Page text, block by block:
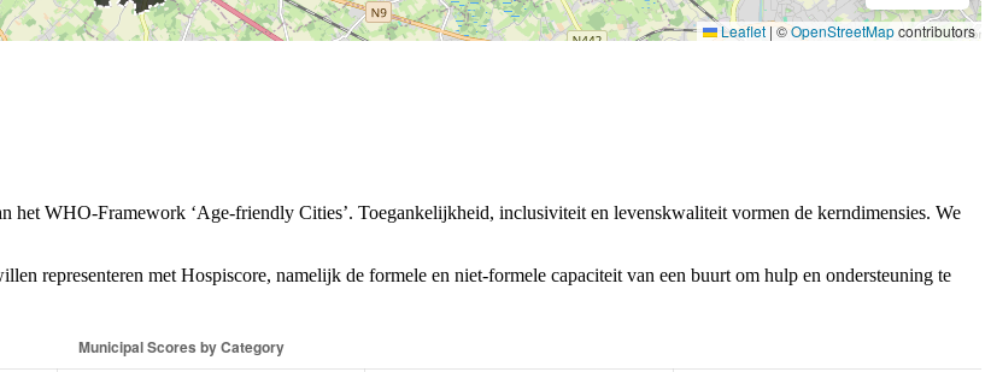
Leaflet | ©OpenStreetMapcontributors
het WHO-Framework ‘Age-friendly Cities’. Toegankelijkheid, inclusiviteit en levenskwaliteit vormen de kerndimensies. We
representeren met Hospiscore, namelijk de formele en niet-formele capaciteit van een buurt om hulp en ondersteuning te